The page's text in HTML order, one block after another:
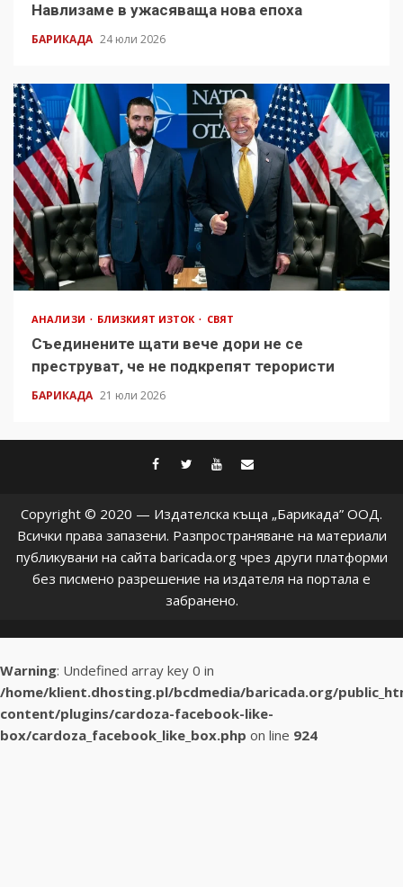
Навлизаме в ужасяваща нова епоха
БАРИКАДА 24 юли 2026
АНАЛИЗИ БЛИЗКИЯТ ИЗТОК СВЯТ
Съединените щати вече дори не се
преструват, че не подкрепят терористи
БАРИКАДА 21 юли 2026
facebook
twitter
youtube
Copyright © 2020 — Издателска къща „Барикада” ООД.
Всички права запазени. Разпространяване на материали
публикувани на сайта baricada.org чрез други платформи
без писмено разрешение на издателя на портала е
забранено.
Warning: Undefined array key 0 in
/home/klient.dhosting.pl/bcdmedia/baricada.org/
content/plugins/cardoza-facebook-like-
box/cardoza_facebook_like_box.php on line 924